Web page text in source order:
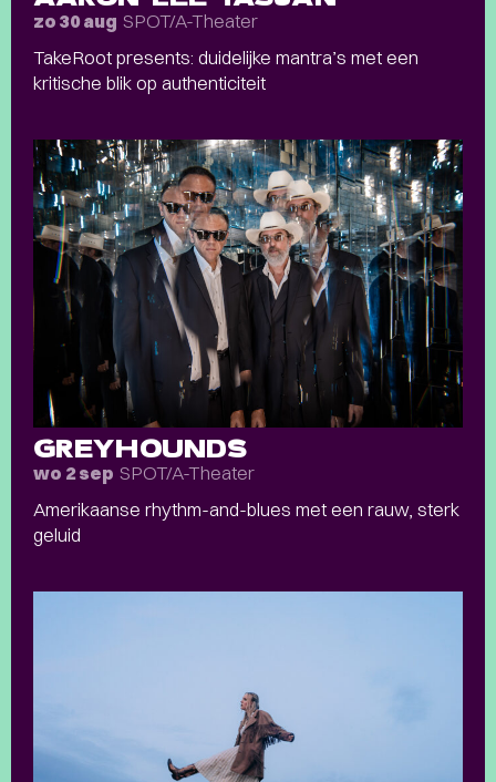
zo 30 aug SPOT/A-Theater
TakeRoot presents: duidelijke mantra’s met een
kritische blik op authenticiteit
GREYHOUNDS
wo 2 sep SPOT/A-Theater
Amerikaanse rhythm-and-blues met een rauw, sterk
geluid